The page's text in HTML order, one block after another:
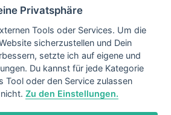
Impressum
Kontakt
Datenschutz
Privatsphäre
Tools oder Services. Um die
sicherzustellen und Dein
setzte ich auf eigene und
Du kannst für jede Kategorie
Tool oder den Service zulassen
nicht.Zu den Einstellungen.